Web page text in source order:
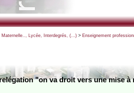
Maternelle.., Lycée, Interdegrés, (…)> Enseignement
"on va droit vers une mise